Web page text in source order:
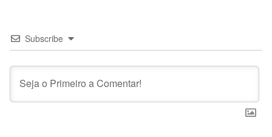
Subscribe